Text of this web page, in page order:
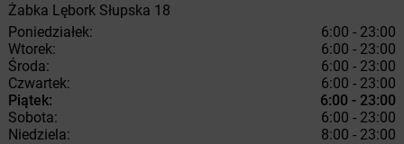
Żabka Lębork Słupska 18
Poniedziałek:
6:00 - 23:00
Wtorek:
6:00 - 23:00
Środa:
6:00 - 23:00
Czwartek:
6:00 - 23:00
Piątek:
6:00 - 23:00
Sobota:
6:00 - 23:00
Niedziela:
8:00 - 23:00